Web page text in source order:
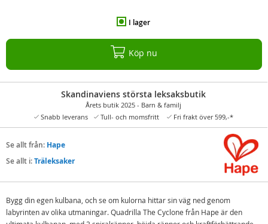
I lager
Köp nu
Skandinaviens största leksaksbutik
Årets butik 2025 - Barn & familj
Snabb leverans
Tull- och momsfritt Fri frakt över 599,-*
Se allt från: Hape
Se allt i:Träleksaker
Bygg din egen kulbana, och se om kulorna hittar sin väg ned genom
labyrinten av olika utmaningar. Quadrilla The Cyclone från Hape är den